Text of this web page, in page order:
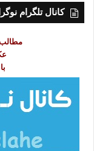
کانال تلگرام نوگرا